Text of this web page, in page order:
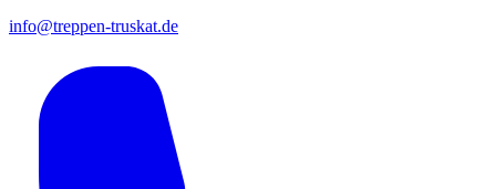
info@treppen-truskat.de